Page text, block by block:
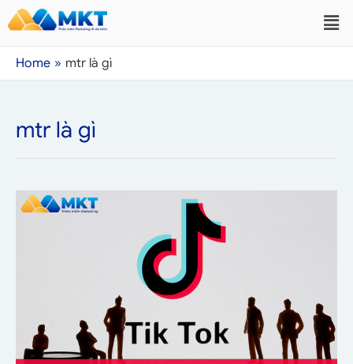
Home mtr là gì
mtr là gì